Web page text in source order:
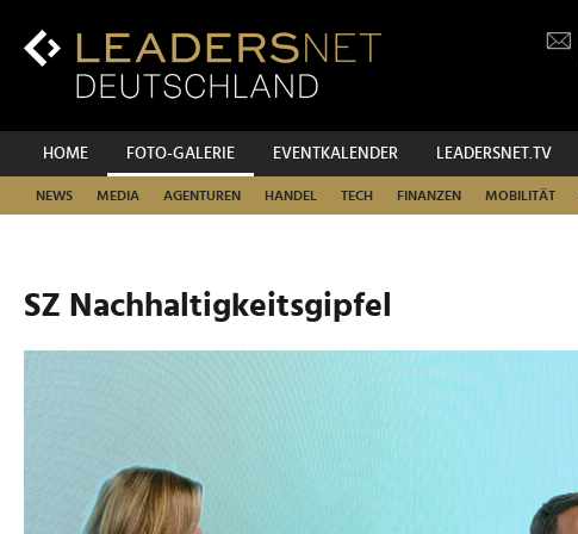
Inhalt
Hauptnavigation
HOME FOTO-GALERIE EVENTKALENDER LEADERSNET.TV
NEWS MEDIA AGENTUREN HANDEL TECH FINANZEN MOBILITÄT
SZ Nachhaltigkeitsgipfel